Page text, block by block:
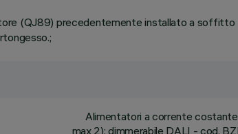
(QJ89) precedentemente installato a
Alimentatori a corrente
max 2); dimmerabile DALI - cod.